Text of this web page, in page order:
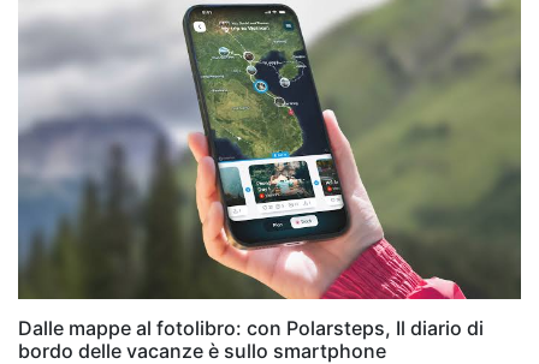
Dalle mappe al fotolibro: con Polarsteps, Il diario di
bordo delle vacanze è sullo smartphone